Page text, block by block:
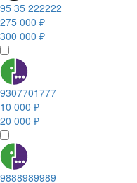
95 35 222222
275 000 ₽
300 000 ₽
9307701777
10 000 ₽
20 000 ₽
9888989989